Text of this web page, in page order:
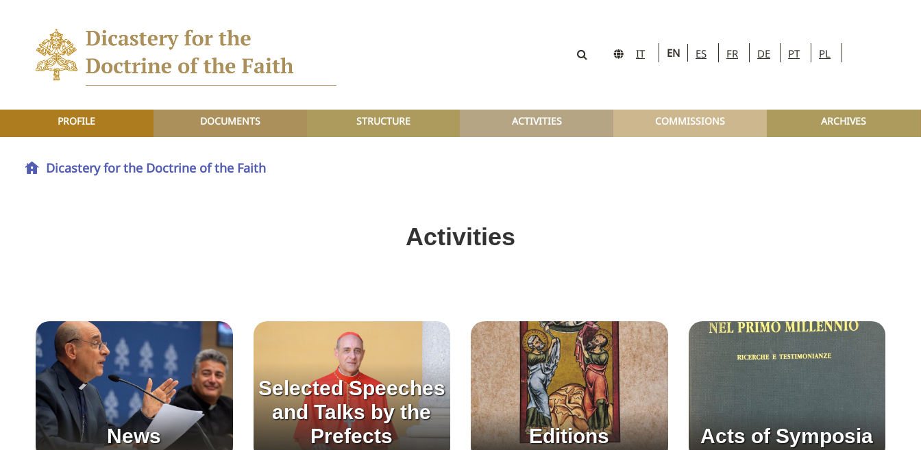
IT EN ES FR DE PT PL
PROFILE DOCUMENTS STRUCTURE ACTIVITIES COMMISSIONS ARCHIVES
Dicastery for the Doctrine of the Faith
Activities
News
Selected Speeches
and Talks by the
Prefects
Editions Acts of Symposia